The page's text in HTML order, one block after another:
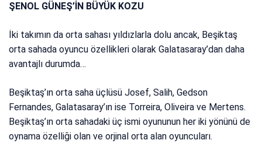
ŞENOL GÜNEŞ’İN BÜYÜK KOZU
İki takımın da orta sahası yıldızlarla dolu ancak, Beşiktaş
orta sahada oyuncu özellikleri olarak Galatasaray’dan daha
avantajlı durumda…
Beşiktaş’ın orta saha üçlüsü Josef, Salih, Gedson
Fernandes, Galatasaray’ın ise Torreira, Oliveira ve Mertens.
Beşiktaş’ın orta sahadaki üç ismi oyununun her iki yönünü de
oynama özelliği olan ve orjinal orta alan oyuncuları.